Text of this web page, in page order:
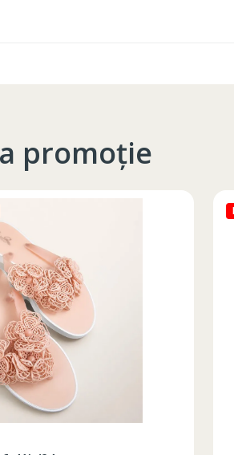
Таблица размеров
Marime
XS 42
S
44
46
promoție